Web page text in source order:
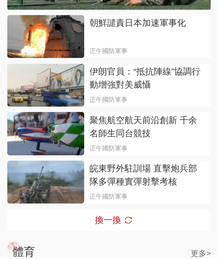
朝鮮譴責日本加速軍事化
正午國防軍事
伊朗官員：“抵抗陣線”協調行
動增強對美威懾
正午國防軍事
聚焦航空航天前沿創新 千余
名師生同台競技
正午國防軍事
皖東野外駐訓場 直擊炮兵部
隊多彈種實彈射擊考核
正午國防軍事
換一換
體育 更多>